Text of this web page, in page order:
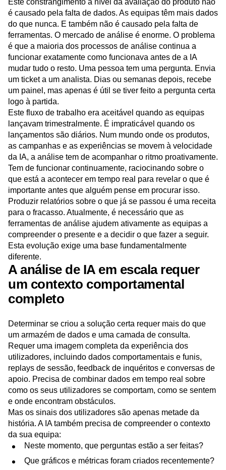
Este constrangimento a nível da avaliação do produto não
é causado pela falta de dados. As equipas têm mais dados
do que nunca. E também não é causado pela falta de
ferramentas. O mercado de análise é enorme. O problema
é que a maioria dos processos de análise continua a
funcionar exatamente como funcionava antes de a IA
mudar tudo o resto. Uma pessoa tem uma pergunta. Envia
um ticket a um analista. Dias ou semanas depois, recebe
um painel, mas apenas é útil se tiver feito a pergunta certa
logo à partida.
Este fluxo de trabalho era aceitável quando as equipas
lançavam trimestralmente. É impraticável quando os
lançamentos são diários. Num mundo onde os produtos,
as campanhas e as experiências se movem à velocidade
da IA, a análise tem de acompanhar o ritmo proativamente.
Tem de funcionar continuamente, raciocinando sobre o
que está a acontecer em tempo real para revelar o que é
importante antes que alguém pense em procurar isso.
Produzir relatórios sobre o que já se passou é uma receita
para o fracasso. Atualmente, é necessário que as
ferramentas de análise ajudem ativamente as equipas a
compreender o presente e a decidir o que fazer a seguir.
Esta evolução exige uma base fundamentalmente
diferente.
A análise de IA em escala requer
um contexto comportamental
completo
Determinar se criou a solução certa requer mais do que
um armazém de dados e uma camada de consulta.
Requer uma imagem completa da experiência dos
utilizadores, incluindo dados comportamentais e funis,
replays de sessão, feedback de inquéritos e conversas de
apoio. Precisa de combinar dados em tempo real sobre
como os seus utilizadores se comportam, como se sentem
e onde encontram obstáculos.
Mas os sinais dos utilizadores são apenas metade da
história. A IA também precisa de compreender o contexto
da sua equipa: